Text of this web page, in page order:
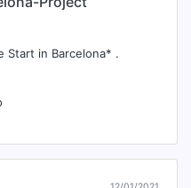
Start in Barcelona* .